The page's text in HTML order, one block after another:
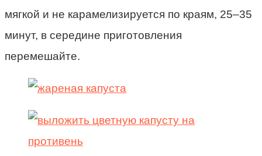
мягкой и не карамелизируется по краям, 25–35
минут, в середине приготовления
перемешайте.